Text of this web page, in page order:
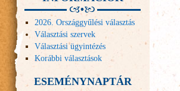
2026. Országgyűlési választás
Választási szervek
Választási ügyintézés
Korábbi választások
ESEMÉNYNAPTÁR